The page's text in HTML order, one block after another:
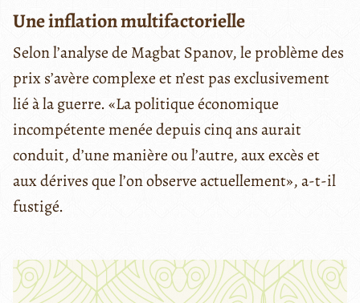
Une inflation multifactorielle
Selon l’analyse de Magbat Spanov, le problème des
prix s’avère complexe et n’est pas exclusivement
lié à la guerre. «La politique économique
incompétente menée depuis cinq ans aurait
conduit, d’une manière ou l’autre, aux excès et
aux dérives que l’on observe actuellement», a-t-il
fustigé.